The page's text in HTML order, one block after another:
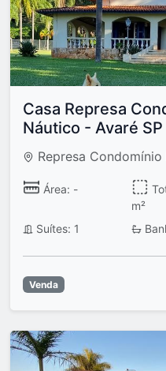
Casa Represa
Náutico - Avaré SP
Represa
Área: -
m²
Suítes: 1
Venda